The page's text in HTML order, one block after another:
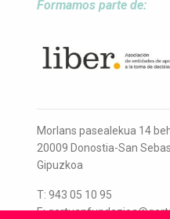
Formamos parte de:
Morlans pasealekua 14
20009 Donostia-San
Gipuzkoa
T: 943 05 10 95
E: